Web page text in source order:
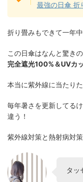
最強の日傘
折り畳みもできて一年
この日傘はなんと驚きの
完全遮光100%＆UVカ
本当に紫外線に当たり
毎年暑さを更新してる
違う！
紫外線対策と熱射病対
タッ